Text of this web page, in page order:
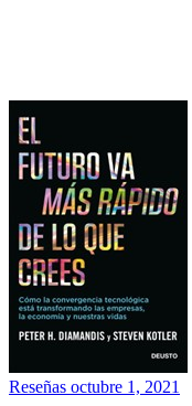
Reseñas octubre 1, 2021